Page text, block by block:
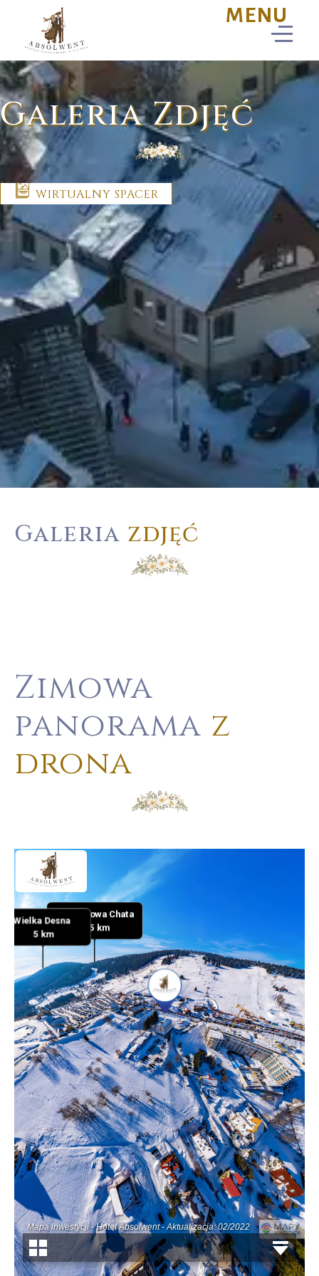
Galeria Zdjęć
WIRTUALNY SPACER
Galeria zdjęć
Zimowa
panorama z
drona